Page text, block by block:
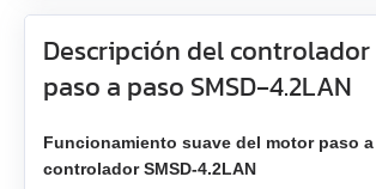
EM3G-55
EM3G-75
Descripción del
paso a paso SMSD‑4.2LAN
Funcionamiento suave del motor paso
controlador SMSD‑4.2LAN